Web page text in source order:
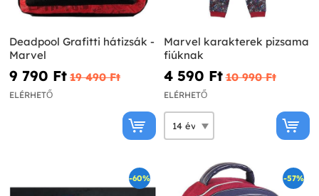
Deadpool Grafitti hátizsák -
Marvel
9 790 Ft‎ 19 490 Ft‎
ELÉRHETŐ
Marvel karakterek pizsama
fiúknak
4 590 Ft‎ 10 990 Ft‎
ELÉRHETŐ
-60% -57%